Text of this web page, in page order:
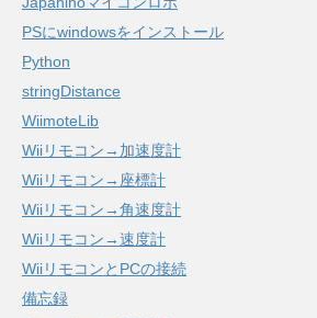
PSにwindowsをインストール
Python
stringDistance
WiimoteLib
Wiiリモコン→加速度計
Wiiリモコン→座標計
Wiiリモコン→角速度計
Wiiリモコン→速度計
WiiリモコンとPCの接続
備忘録